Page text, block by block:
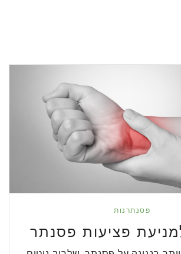
פסנתרנות
פציעות פסנתר